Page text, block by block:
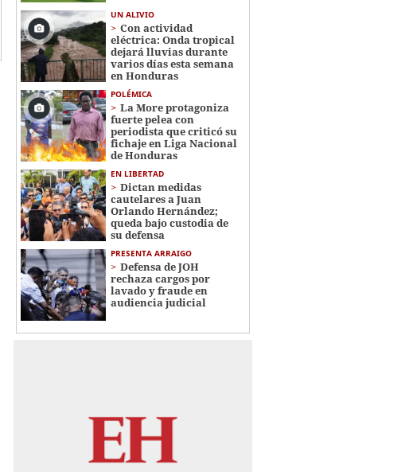
UN ALIVIO
Con actividad
eléctrica: Onda tropical
dejará lluvias durante
varios días esta semana
en Honduras
POLÉMICA
La More protagoniza
fuerte pelea con
periodista que criticó su
fichaje en Liga Nacional
de Honduras
EN LIBERTAD
Dictan medidas
cautelares a Juan
Orlando Hernández;
queda bajo custodia de
su defensa
PRESENTA ARRAIGO
Defensa de JOH
rechaza cargos por
lavado y fraude en
audiencia judicial